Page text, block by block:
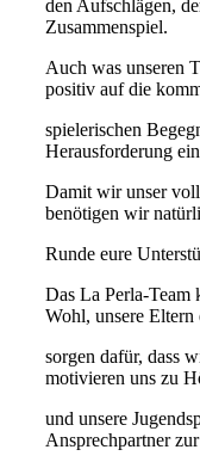
den Aufschlägen,
Zusammenspiel.
Auch was unseren
positiv auf die
spielerischen
Herausforderung
Damit wir unser
benötigen wir
Runde eure
Das La Perla-Team
Wohl, unsere Eltern
sorgen dafür, dass
motivieren uns zu
und unsere
Ansprechpartner